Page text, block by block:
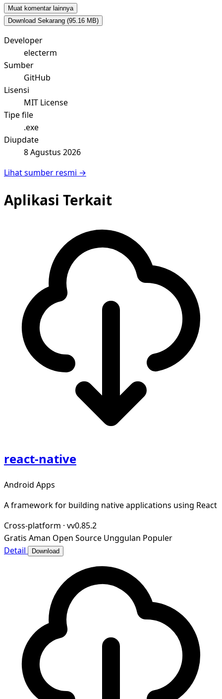
Muat komentar lainnya
Download Sekarang (95.16 MB)
Developer
electerm
Sumber
GitHub
Lisensi
MIT License
Tipe file
.exe
Diupdate
8 Agustus 2026
Lihat sumber resmi →
Aplikasi Terkait
react-native
Android Apps
A framework for building native applications using React
Cross-platform · vv0.85.2
Gratis Aman Open Source Unggulan Populer
Detail
Download